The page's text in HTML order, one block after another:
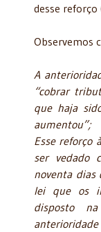
desse reforço
Observemos
A
“cobrar
que haja
aumentou”;
Esse reforço
ser vedado
noventa dias
lei que os
disposto